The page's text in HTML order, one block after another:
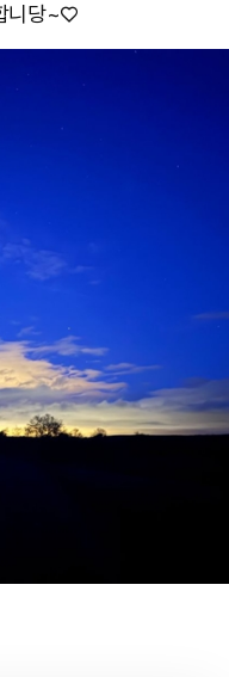
니당~♡